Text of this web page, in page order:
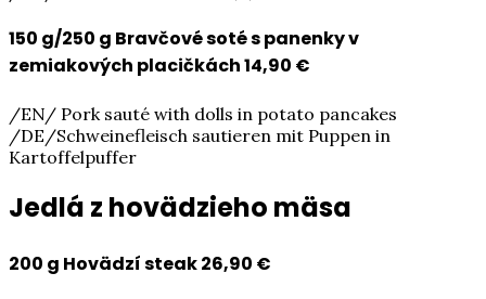
150 g/250 g Bravčové soté s panenky v
zemiakových placičkách14,90 €
/EN/ Pork sauté with dolls in potato pancakes
/DE/Schweinefleisch sautieren mit Puppen in
Kartoffelpuffer
Jedlá z hovädzieho mäsa
200 g Hovädzí steak26,90 €